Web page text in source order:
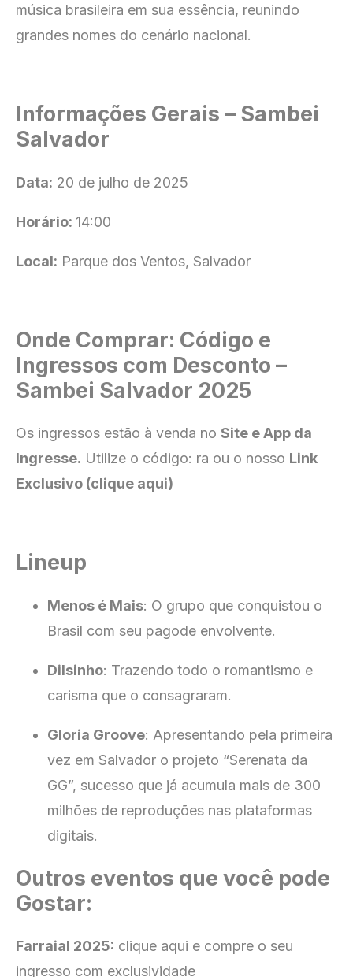
música brasileira em sua essência, reunindo
grandes nomes do cenário nacional.
Informações Gerais – Sambei
Salvador
Data: 20 de julho de 2025
Horário: 14:00
Local: Parque dos Ventos, Salvador
Onde Comprar: Código e
Ingressos com Desconto –
Sambei Salvador 2025
Os ingressos estão à venda no Site e App da
Ingresse. Utilize o código: ra ou o nosso Link
Exclusivo (clique aqui)
Lineup
Menos é Mais: O grupo que conquistou o
Brasil com seu pagode envolvente.
Dilsinho: Trazendo todo o romantismo e
carisma que o consagraram.
Gloria Groove: Apresentando pela primeira
vez em Salvador o projeto “Serenata da
GG”, sucesso que já acumula mais de 300
milhões de reproduções nas plataformas
digitais.
Outros eventos que você pode
Gostar:
Farraial 2025: clique aqui e compre o seu
ingresso com exclusividade